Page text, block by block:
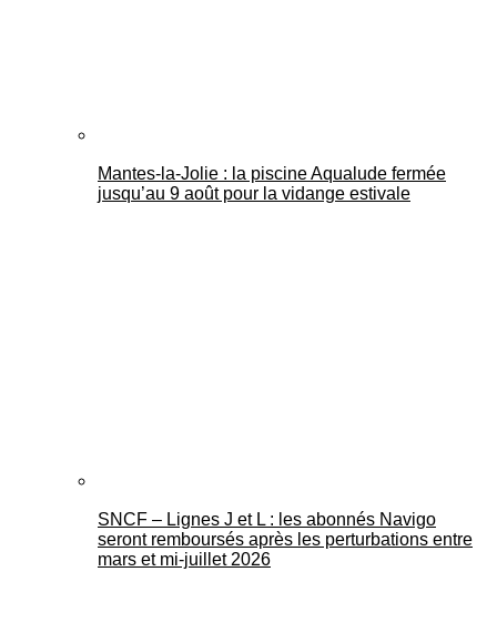
Mantes-la-Jolie : la piscine Aqualude fermée
jusqu’au 9 août pour la vidange estivale
SNCF – Lignes J et L : les abonnés Navigo
seront remboursés après les perturbations entre
mars et mi-juillet 2026